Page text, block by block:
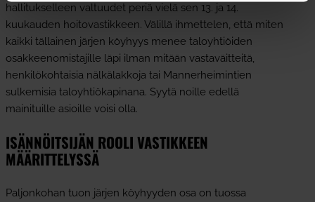
hallitukselleen valtuudet periä vielä sen 13. ja 14.
kuukauden hoitovastikkeen. Välillä ihmettelen, että miten
kaikki tällainen järjen köyhyys menee taloyhtiöiden
osakkeenomistajille läpi ilman mitään vastaväitteitä,
henkilökohtaisia nälkälakkoja tai Mannerheimintien
sulkemisia taloyhtiökapinana. Syytä noille edellä
mainituille asioille voisi olla.
ISÄNNÖITSIJÄN ROOLI VASTIKKEEN
MÄÄRITTELYSSÄ
Paljonkohan tuon järjen köyhyyden osa on tuossa